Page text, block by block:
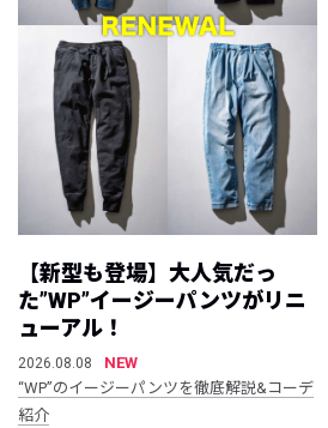
【新型も登場】大人気だっ
た”WP”イージーパンツがリニ
ューアル！
2026.08.08
NEW
“WP”のイージーパンツを徹底解説&コーデ
紹介